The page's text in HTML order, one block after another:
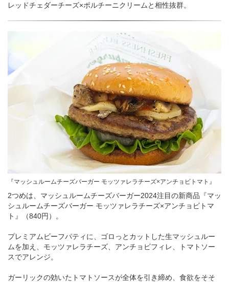
レッドチェダーチーズ×ポルチーニクリームと相性抜群。
『マッシュルームチーズバーガー モッツァレラチーズ×アンチョビトマト』
2つめは、マッシュルームチーズバーガー2024注目の新商品『マッ
シュルームチーズバーガー モッツァレラチーズ×アンチョビトマ
ト』（840円）。
プレミアムビーフパティに、ゴロっとカットした生マッシュルー
ムを加え、モッツァレラチーズ、アンチョビフィレ、トマトソー
スでアレンジ。
ガーリックの効いたトマトソースが全体を引き締め、食欲をそそ